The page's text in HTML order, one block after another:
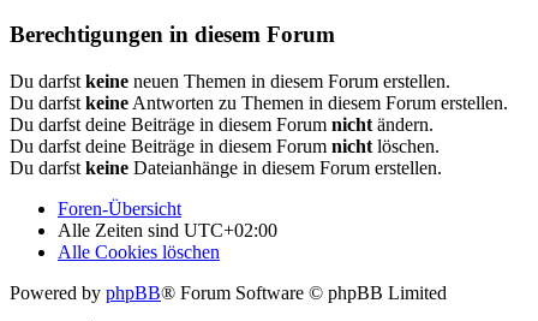
Berechtigungen in diesem Forum
Du darfst keine neuen Themen in diesem Forum erstellen.
Du darfst keine Antworten zu Themen in diesem Forum erstellen.
Du darfst deine Beiträge in diesem Forum nicht ändern.
Du darfst deine Beiträge in diesem Forum nicht löschen.
Du darfst keine Dateianhänge in diesem Forum erstellen.
Foren-Übersicht
Alle Zeiten sind UTC+02:00
Alle Cookies löschen
Powered by phpBB® Forum Software © phpBB Limited